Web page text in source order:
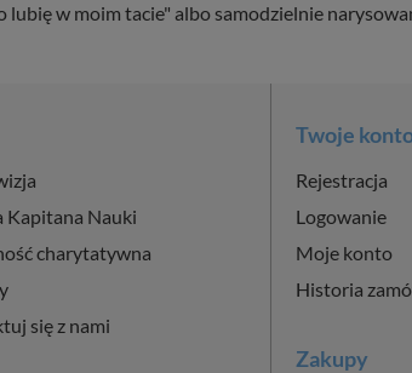
lubię w moim tacie" albo samodzielnie
Kapitana Nauki
charytatywna
się z nami
Twoje
Rejestracja
Logowanie
Moje konto
Historia
Zakupy